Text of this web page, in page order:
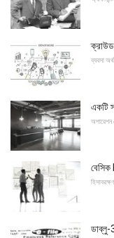
ব্যবসা অর্থ
একটি
অপারেশন
বেসিক
হিসাবরক্ষণ
ডাব্লু-